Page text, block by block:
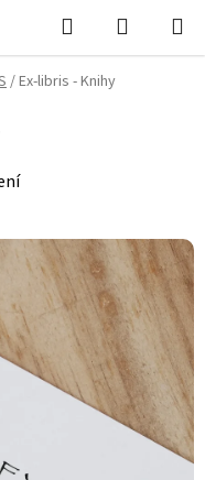
Hledat
KOŠÍK
/Ex-libris - Knihy